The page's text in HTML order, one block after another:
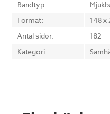
Bandtyp:
Format:
148 x
Antal sidor:
182
Kategori: